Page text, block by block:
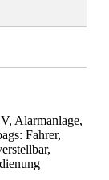
Alarmanlage,
Fahrer,